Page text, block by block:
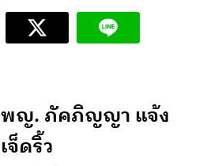
พญ. ภัคภิญญา แจ้ง
เจ็ดริ้ว